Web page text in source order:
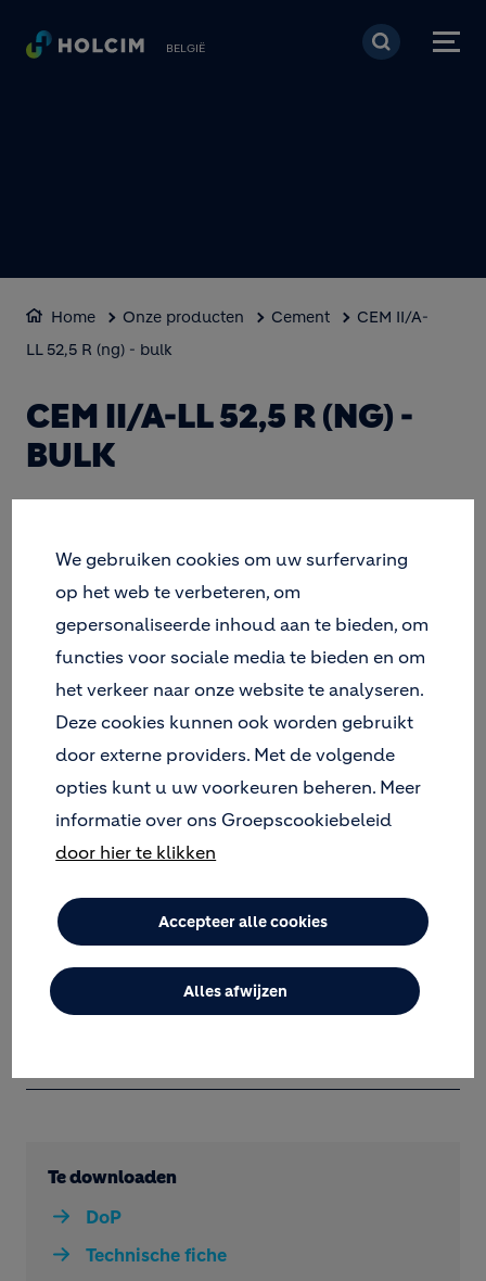
Overslaan en naar de
BELGIË
Home Onze producten Cement
CEM II/A-
LL 52,5 R (ng) - bulk
CEM II/A-LL 52,5 R (NG) -
BULK
PRODUCT BESCHRIJVING
Het cement CEM
II/A-LL 52,5 R (ng) is
portlandkalksteencement volgens EN 197-1, dat
als hoofdbestanddelen portlandklinker (K) en
tussen 80% en 94%.
Te downloaden
DoP
Technische fiche
We gebruiken cookies om uw surfervaring
op het web te verbeteren, om
gepersonaliseerde inhoud aan te bieden, om
functies voor sociale media te bieden en om
het verkeer naar onze website te analyseren.
Deze cookies kunnen ook worden gebruikt
door externe providers. Met de volgende
opties kunt u uw voorkeuren beheren. Meer
informatie over ons Groepscookiebeleid
door hier te klikken
Accepteer alle cookies
Alles afwijzen